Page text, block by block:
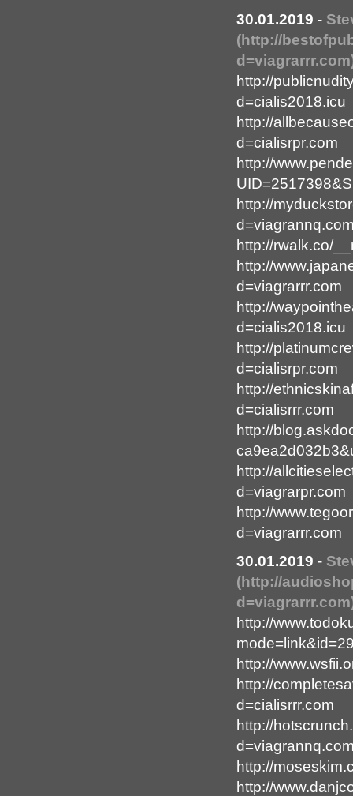
30.01.2019 -
(http://
http://
d=cialis2018.icu
http://
d=cialisrpr.com
http://
http://
http://rwalk.co/
http://
d=viagrarrr.com
http://
d=cialis2018.icu
http://
d=cialisrpr.com
http://
d=cialisrrr.com
http://
http://
d=viagrarpr.com
http://
d=viagrarrr.com
30.01.2019 -
(http://
http://
http://
http://
d=cialisrrr.com
http://
http://
http://